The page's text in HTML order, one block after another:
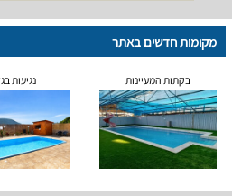
מקומות חדשים באתר
בקתות המעיינות נגיעות